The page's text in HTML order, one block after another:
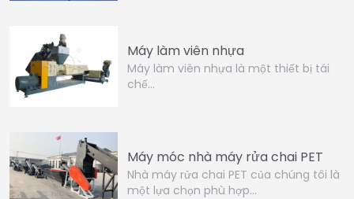
Máy làm viên nhựa
Máy làm viên nhựa là một thiết bị tái
chế…
Máy móc nhà máy rửa chai PET
Nhà máy rửa chai PET của chúng tôi là
một lựa chọn phù hợp…